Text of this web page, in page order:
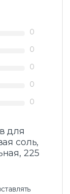
0
0
0
0
0
для
соль,
225